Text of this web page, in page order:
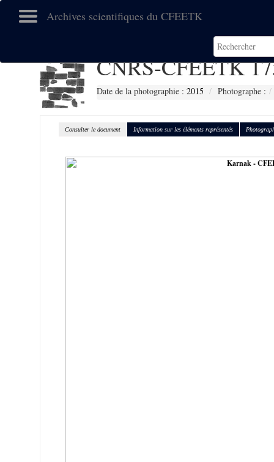
Archives scientifiques du CFEETK
CNRS-CFEETK
Date de la photographie : 2015 Photographe :
Consulter le document Information sur les éléments représentés